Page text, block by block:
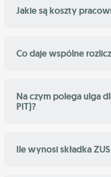
Jakie są koszty
Co daje wspólne
Na czym polega ulga
PIT)?
Ile wynosi składka